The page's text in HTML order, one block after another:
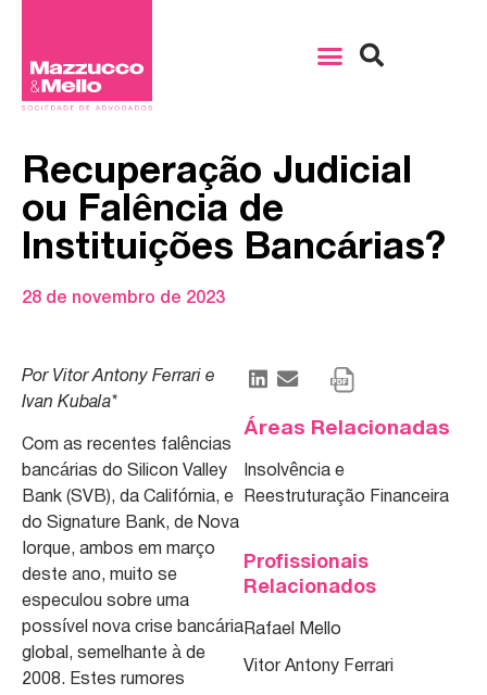
Recuperação Judicial
ou Falência de
Instituições Bancárias?
28 de novembro de 2023
Por Vitor Antony Ferrari e
Ivan Kubala*
Com as recentes falências
bancárias do Silicon Valley
Bank (SVB), da Califórnia, e
do Signature Bank, de Nova
Iorque, ambos em março
deste ano, muito se
especulou sobre uma
possível nova crise bancária
global, semelhante à de
2008. Estes rumores
Áreas Relacionadas
Insolvência e
Reestruturação Financeira
Profissionais
Relacionados
Rafael Mello
Vitor Antony Ferrari